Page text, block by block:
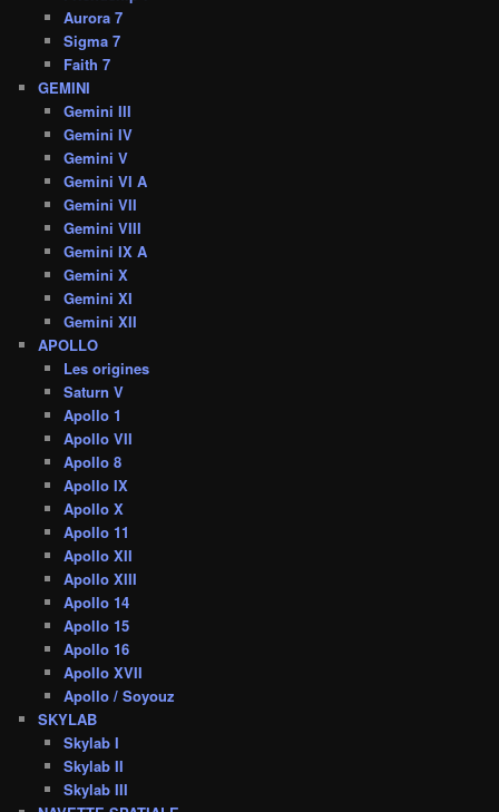
Aurora 7
Sigma 7
Faith 7
GEMINI
Gemini III
Gemini IV
Gemini V
Gemini VI A
Gemini VII
Gemini VIII
Gemini IX A
Gemini X
Gemini XI
Gemini XII
APOLLO
Les origines
Saturn V
Apollo 1
Apollo VII
Apollo 8
Apollo IX
Apollo X
Apollo 11
Apollo XII
Apollo XIII
Apollo 14
Apollo 15
Apollo 16
Apollo XVII
Apollo / Soyouz
SKYLAB
Skylab I
Skylab II
Skylab III